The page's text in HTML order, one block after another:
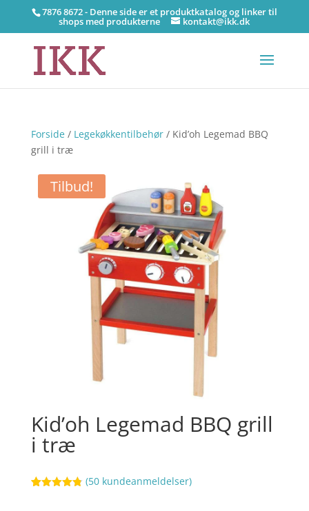
7876 8672 - Denne side er et produktkatalog og linker til
shops med produkterne kontakt@ikk.dk
Forside/ Legekøkkentilbehør/ Kid’oh Legemad BBQ
grill i træ
Tilbud!
Kid’oh Legemad BBQ grill
i træ
(50 kundeanmeldelser)